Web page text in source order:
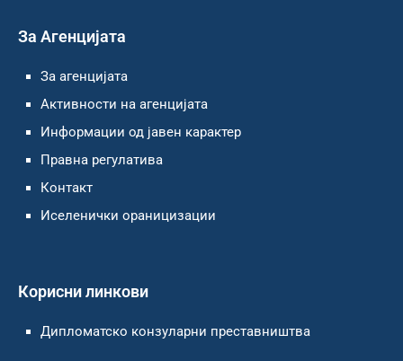
За Агенцијата
За агенцијата
Активности на агенцијата
Информации од јавен карактер
Правна регулатива
Контакт
Иселенички ораницизации
Корисни линкови
Дипломатско конзуларни преставништва